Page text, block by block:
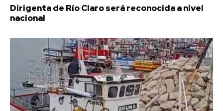
Dirigenta de Río Claro será reconocida a nivel
nacional